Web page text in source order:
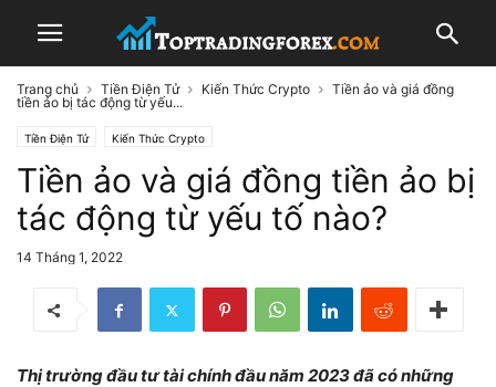
Trang chủ Tiền Điện Tử Kiến Thức Crypto
Tiền ảo và giá đồng
tiền ảo bị tác động từ yếu...
Tiền Điện Tử Kiến Thức Crypto
Tiền ảo và giá đồng tiền ảo bị
tác động từ yếu tố nào?
14 Tháng 1, 2022
Thị trường đầu tư tài chính đầu năm 2023 đã có những